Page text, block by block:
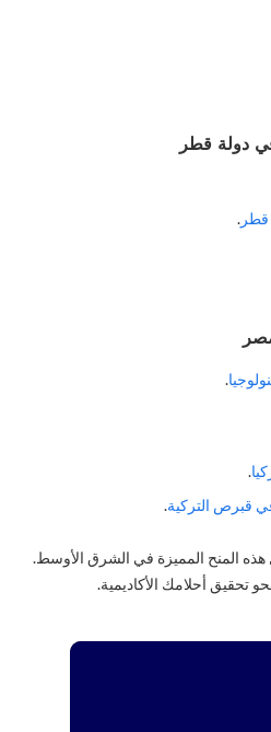
دولة قطر
قطر.
.
.
قبرص التركية.
المنح المميزة في الشرق الأوسط.
تحقيق أحلامك الأكاديمية.